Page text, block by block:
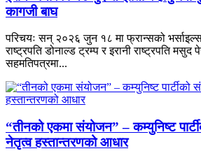
कागजी बाघ
परिचयः सन् २०२६ जुन १८ मा फ्रान्सको भर्साइल्स
राष्ट्रपति डोनाल्ड ट्रम्प र इरानी राष्ट्रपति
सहमतिपत्रमा...
“तीनको एकमा संयोजन” – कम्युनिष्ट
नेतृत्व हस्तान्तरणको आधार